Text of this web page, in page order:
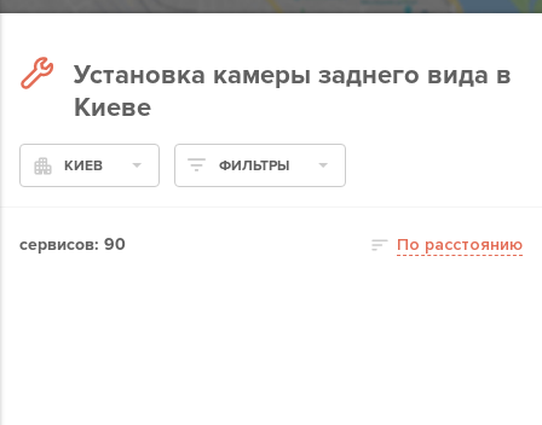
Установка камеры заднего вида в
Киеве
КИЕВ ФИЛЬТРЫ
сервисов: 90 По расстоянию